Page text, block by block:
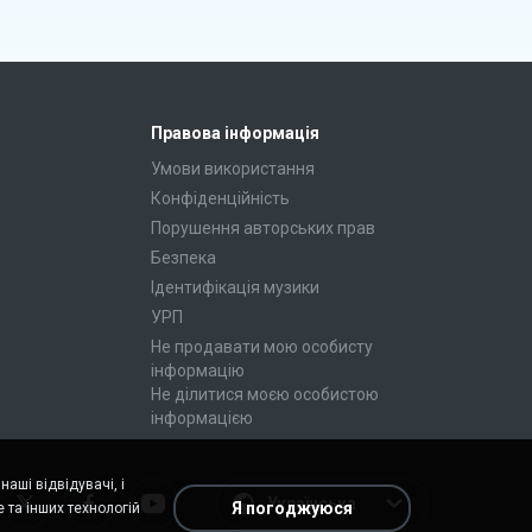
Правова інформація
Умови використання
Конфіденційність
Порушення авторських прав
Безпека
Ідентифікація музики
УРП
Не продавати мою особисту
інформацію
Не ділитися моєю особистою
інформацією
Українська
відвідувачі, і
інших технологій
Я погоджуюся